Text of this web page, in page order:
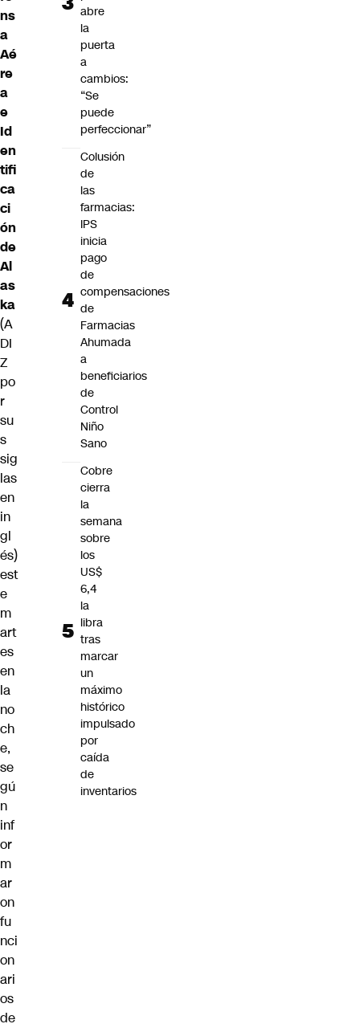
ns
a
Aé
re
a
e
Id
en
tifi
ca
ci
ón
de
Al
as
ka
(A
DI
Z
po
r
su
s
sig
las
en
in
gl
és)
est
e
m
art
es
en
la
no
ch
e,
se
gú
n
inf
or
m
ar
on
fu
nci
on
ari
os
de
abre
la
puerta
a
cambios:
“Se
puede
perfeccionar”
Colusión
de
las
farmacias:
IPS
inicia
pago
de
compensaciones
de
Farmacias
Ahumada
a
beneficiarios
de
Control
Niño
Sano
Cobre
cierra
la
semana
sobre
los
US$
6,4
la
libra
tras
marcar
un
máximo
histórico
impulsado
por
caída
de
inventarios